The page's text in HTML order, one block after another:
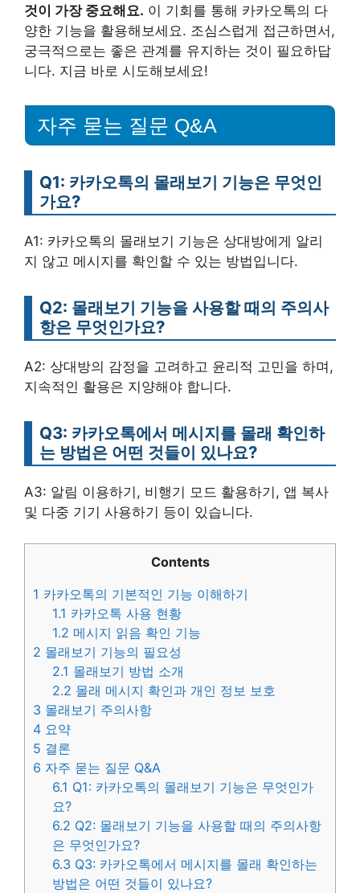
것이 가장 중요해요. 이 기회를 통해 카카오톡의 다
양한 기능을 활용해보세요. 조심스럽게 접근하면서,
궁극적으로는 좋은 관계를 유지하는 것이 필요하답
니다. 지금 바로 시도해보세요!
자주 묻는 질문 Q&A
Q1: 카카오톡의 몰래보기 기능은 무엇인
가요?
A1: 카카오톡의 몰래보기 기능은 상대방에게 알리
지 않고 메시지를 확인할 수 있는 방법입니다.
Q2: 몰래보기 기능을 사용할 때의 주의사
항은 무엇인가요?
A2: 상대방의 감정을 고려하고 윤리적 고민을 하며,
지속적인 활용은 지양해야 합니다.
Q3: 카카오톡에서 메시지를 몰래 확인하
는 방법은 어떤 것들이 있나요?
A3: 알림 이용하기, 비행기 모드 활용하기, 앱 복사
및 다중 기기 사용하기 등이 있습니다.
Contents
1 카카오톡의 기본적인 기능 이해하기
1.1 카카오톡 사용 현황
1.2 메시지 읽음 확인 기능
2 몰래보기 기능의 필요성
2.1 몰래보기 방법 소개
2.2 몰래 메시지 확인과 개인 정보 보호
3 몰래보기 주의사항
4 요약
5 결론
6 자주 묻는 질문 Q&A
6.1 Q1: 카카오톡의 몰래보기 기능은 무엇인가
요?
6.2 Q2: 몰래보기 기능을 사용할 때의 주의사항
은 무엇인가요?
6.3 Q3: 카카오톡에서 메시지를 몰래 확인하는
방법은 어떤 것들이 있나요?